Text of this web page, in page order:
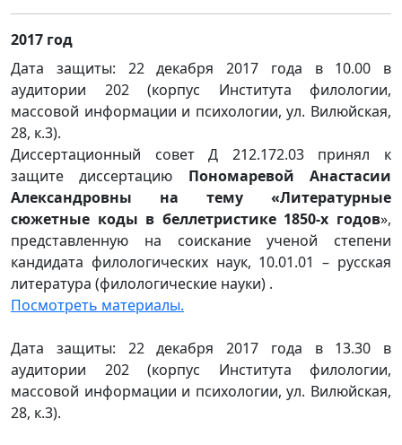
2017 год
Дата защиты: 22 декабря 2017 года в 10.00 в
аудитории 202 (корпус Института филологии,
массовой информации и психологии, ул. Вилюйская,
28, к.3).
Диссертационный совет Д 212.172.03 принял к
защите диссертацию Пономаревой Анастасии
Александровны на тему «Литературные
сюжетные коды в беллетристике 1850-х годов»,
представленную на соискание ученой степени
кандидата филологических наук, 10.01.01 – русская
литература (филологические науки) .
Посмотреть материалы.
Дата защиты: 22 декабря 2017 года в 13.30 в
аудитории 202 (корпус Института филологии,
массовой информации и психологии, ул. Вилюйская,
28, к.3).